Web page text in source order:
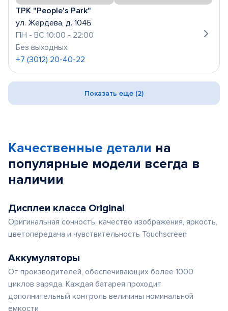
ТРК "People's Park"
ул. Жердева, д. 104Б
ПН - ВС 10:00 - 22:00
Без выходных
+7 (3012) 20-40-22
Показать еще (2)
Качественные детали на
популярные модели всегда в
наличии
Дисплеи класса Original
Оригинальная сочность, качество изображения, яркость,
цветопередача и чувствительность Touchscreen
Аккумуляторы
От производителей, обеспечивающих более 1000
циклов заряда. Каждая батарея проходит
дополнительный контроль величины номинальной
емкости